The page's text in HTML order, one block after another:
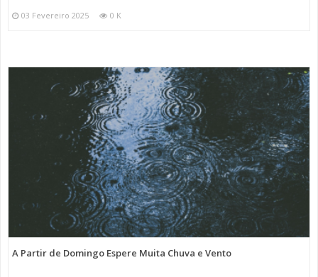
03 Fevereiro 2025 0 K
A Partir de Domingo Espere Muita Chuva e Vento